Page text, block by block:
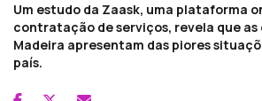
Um estudo da Zaask, uma plataforma
contratação de serviços, revela que as
Madeira apresentam das piores
país.